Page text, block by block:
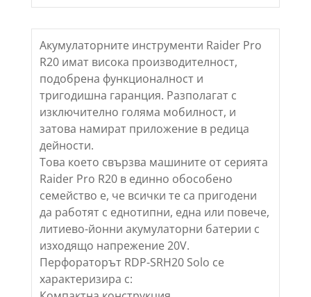
Акумулаторните инструменти Raider Pro
R20 имат висока производителност,
подобрена функционалност и
тригодишна гаранция. Разполагат с
изключително голяма мобилност, и
затова намират приложение в редица
дейности.
Това което свързва машините от серията
Raider Pro R20 в единно обособено
семейство е, че всички те са пригодени
да работят с еднотипни, една или повече,
литиево-йонни акумулаторни батерии с
изходящо напрежение 20V.
Перфораторът RDP-SRH20 Solo се
характеризира с: